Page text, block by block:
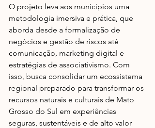
O projeto leva aos municípios uma
metodologia imersiva e prática, que
aborda desde a formalização de
negócios e gestão de riscos até
comunicação, marketing digital e
estratégias de associativismo. Com
isso, busca consolidar um ecossistema
regional preparado para transformar os
recursos naturais e culturais de Mato
Grosso do Sul em experiências
seguras, sustentáveis e de alto valor